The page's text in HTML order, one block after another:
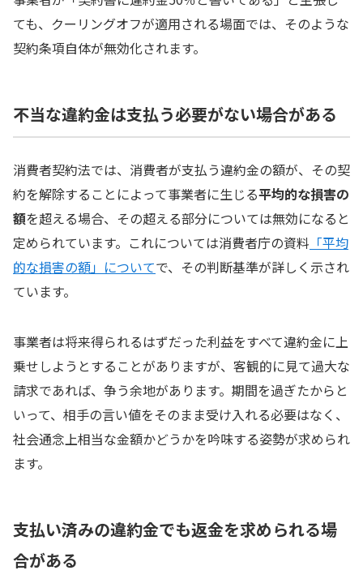
ても、クーリングオフが適用される場面では、そのような
契約条項自体が無効化されます。
不当な違約金は支払う必要がない場合がある
消費者契約法では、消費者が支払う違約金の額が、その契
約を解除することによって事業者に生じる平均的な損害の
額を超える場合、その超える部分については無効になると
定められています。これについては消費者庁の資料 「平均
的な損害の額」についてで、その判断基準が詳しく示され
ています。
事業者は将来得られるはずだった利益をすべて違約金に上
乗せしようとすることがありますが、客観的に見て過大な
請求であれば、争う余地があります。期間を過ぎたからと
いって、相手の言い値をそのまま受け入れる必要はなく、
社会通念上相当な金額かどうかを吟味する姿勢が求められ
ます。
支払い済みの違約金でも返金を求められる場
合がある